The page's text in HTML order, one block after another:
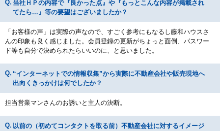
当社ＨＰの内容で『良かった点』や『もっとこんな内容が掲載され
てたら…』等の要望はございましたか？
「お客様の声」は実際の声なので、すごく参考にもなるし藤和ハウスさ
んの印象も良く感じました。会員登録の更新がちょっと面倒、パスワー
ド等も自分で決められたらいいのに、と思いました。
“インターネットでの情報収集”から実際に不動産会社や販売現地へ
出向くきっかけは何でしたか？
担当営業マンさんのお誘いと主人の決断。
以前の（初めてコンタクトを取る前）不動産会社に対するイメージ